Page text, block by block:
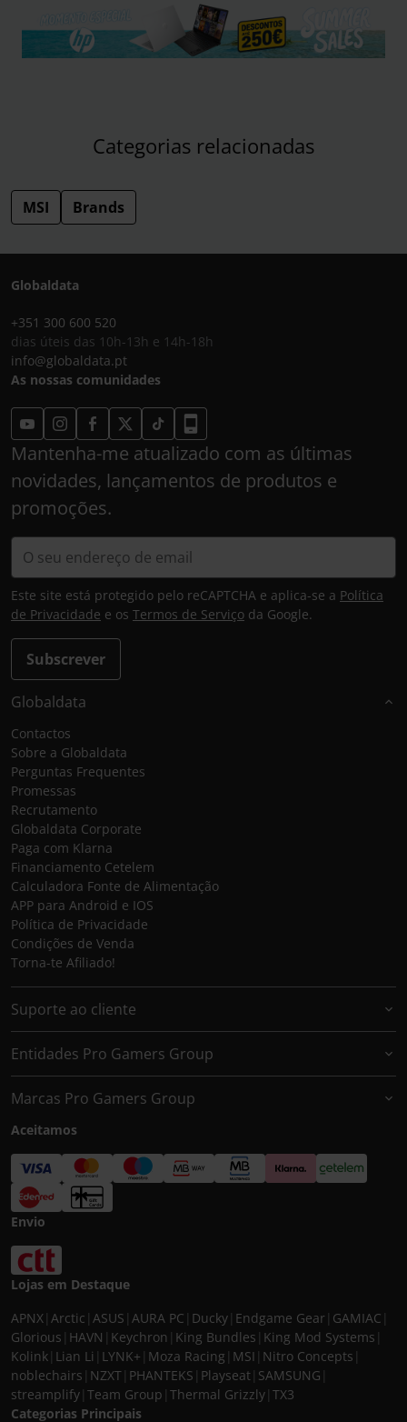
Categorias relacionadas
MSI Brands
Globaldata
+351 300 600 520
dias úteis das 10h-13h e 14h-18h
info@globaldata.pt
As nossas comunidades
Mantenha-me atualizado com as últimas
novidades, lançamentos de produtos e
promoções.
Subscrever
Este site está protegido pelo reCAPTCHA e aplica-se a Política
de Privacidade e os Termos de Serviço da Google.
Globaldata
Contactos
Sobre a Globaldata
Perguntas Frequentes
Promessas
Recrutamento
Globaldata Corporate
Paga com Klarna
Financiamento Cetelem
Calculadora Fonte de Alimentação
APP para Android e IOS
Política de Privacidade
Condições de Venda
Torna-te Afiliado!
Suporte ao cliente
Entidades Pro Gamers Group
Marcas Pro Gamers Group
Aceitamos
Envio
Lojas em Destaque
APNX Arctic ASUS AURA PC Ducky Endgame Gear GAMIAC
Glorious HAVN Keychron King Bundles King Mod Systems
Kolink Lian Li LYNK+ Moza Racing MSI Nitro Concepts
noblechairs NZXT PHANTEKS Playseat SAMSUNG
streamplify Team Group Thermal Grizzly TX3
Categorias Principais